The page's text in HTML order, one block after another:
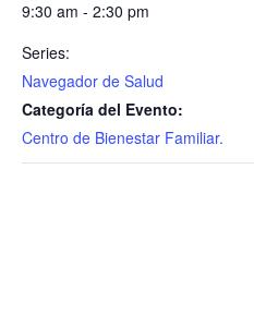
9:30 am - 2:30 pm
Series:
Navegador de Salud
Categoría del Evento:
Centro de Bienestar Familiar.